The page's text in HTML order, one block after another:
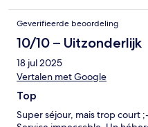
Geverifieerde beoordeling
10/10 – Uitzonderlijk
18 jul 2025
Vertalen met Google
Top
Super séjour, mais trop court